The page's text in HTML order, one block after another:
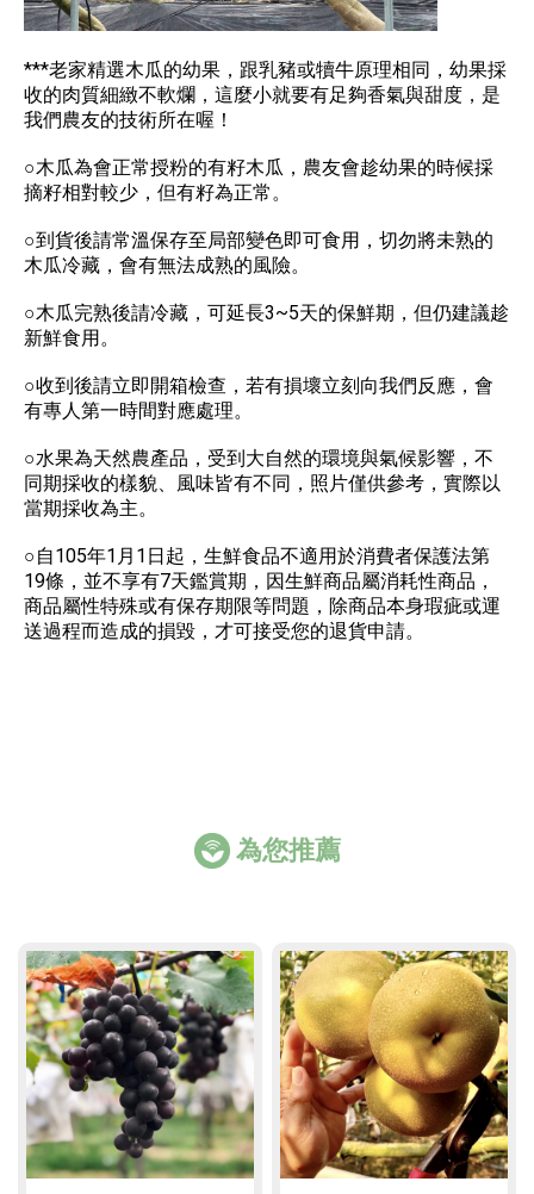
***老家精選木瓜的幼果，跟乳豬或犢牛原理相同，幼果採
收的肉質細緻不軟爛，這麼小就要有足夠香氣與甜度，是
我們農友的技術所在喔！
○木瓜為會正常授粉的有籽木瓜，農友會趁幼果的時候採
摘籽相對較少，但有籽為正常。
○到貨後請常溫保存至局部變色即可食用，切勿將未熟的
木瓜冷藏，會有無法成熟的風險。
○木瓜完熟後請冷藏，可延長3~5天的保鮮期，但仍建議趁
新鮮食用。
○收到後請立即開箱檢查，若有損壞立刻向我們反應，會
有專人第一時間對應處理。
○水果為天然農產品，受到大自然的環境與氣候影響，不
同期採收的樣貌、風味皆有不同，照片僅供參考，實際以
當期採收為主。
○自105年1月1日起，生鮮食品不適用於消費者保護法第
19條，並不享有7天鑑賞期，因生鮮商品屬消耗性商品，
商品屬性特殊或有保存期限等問題，除商品本身瑕疵或運
送過程而造成的損毀，才可接受您的退貨申請。
為您推薦